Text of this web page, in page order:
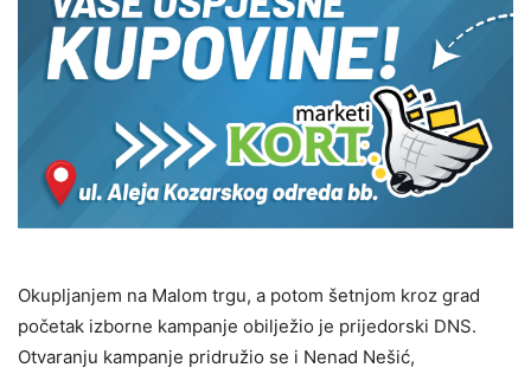
Okupljanjem na Malom trgu, a potom šetnjom kroz grad
početak izborne kampanje obilježio je prijedorski DNS.
Otvaranju kampanje pridružio se i Nenad Nešić,